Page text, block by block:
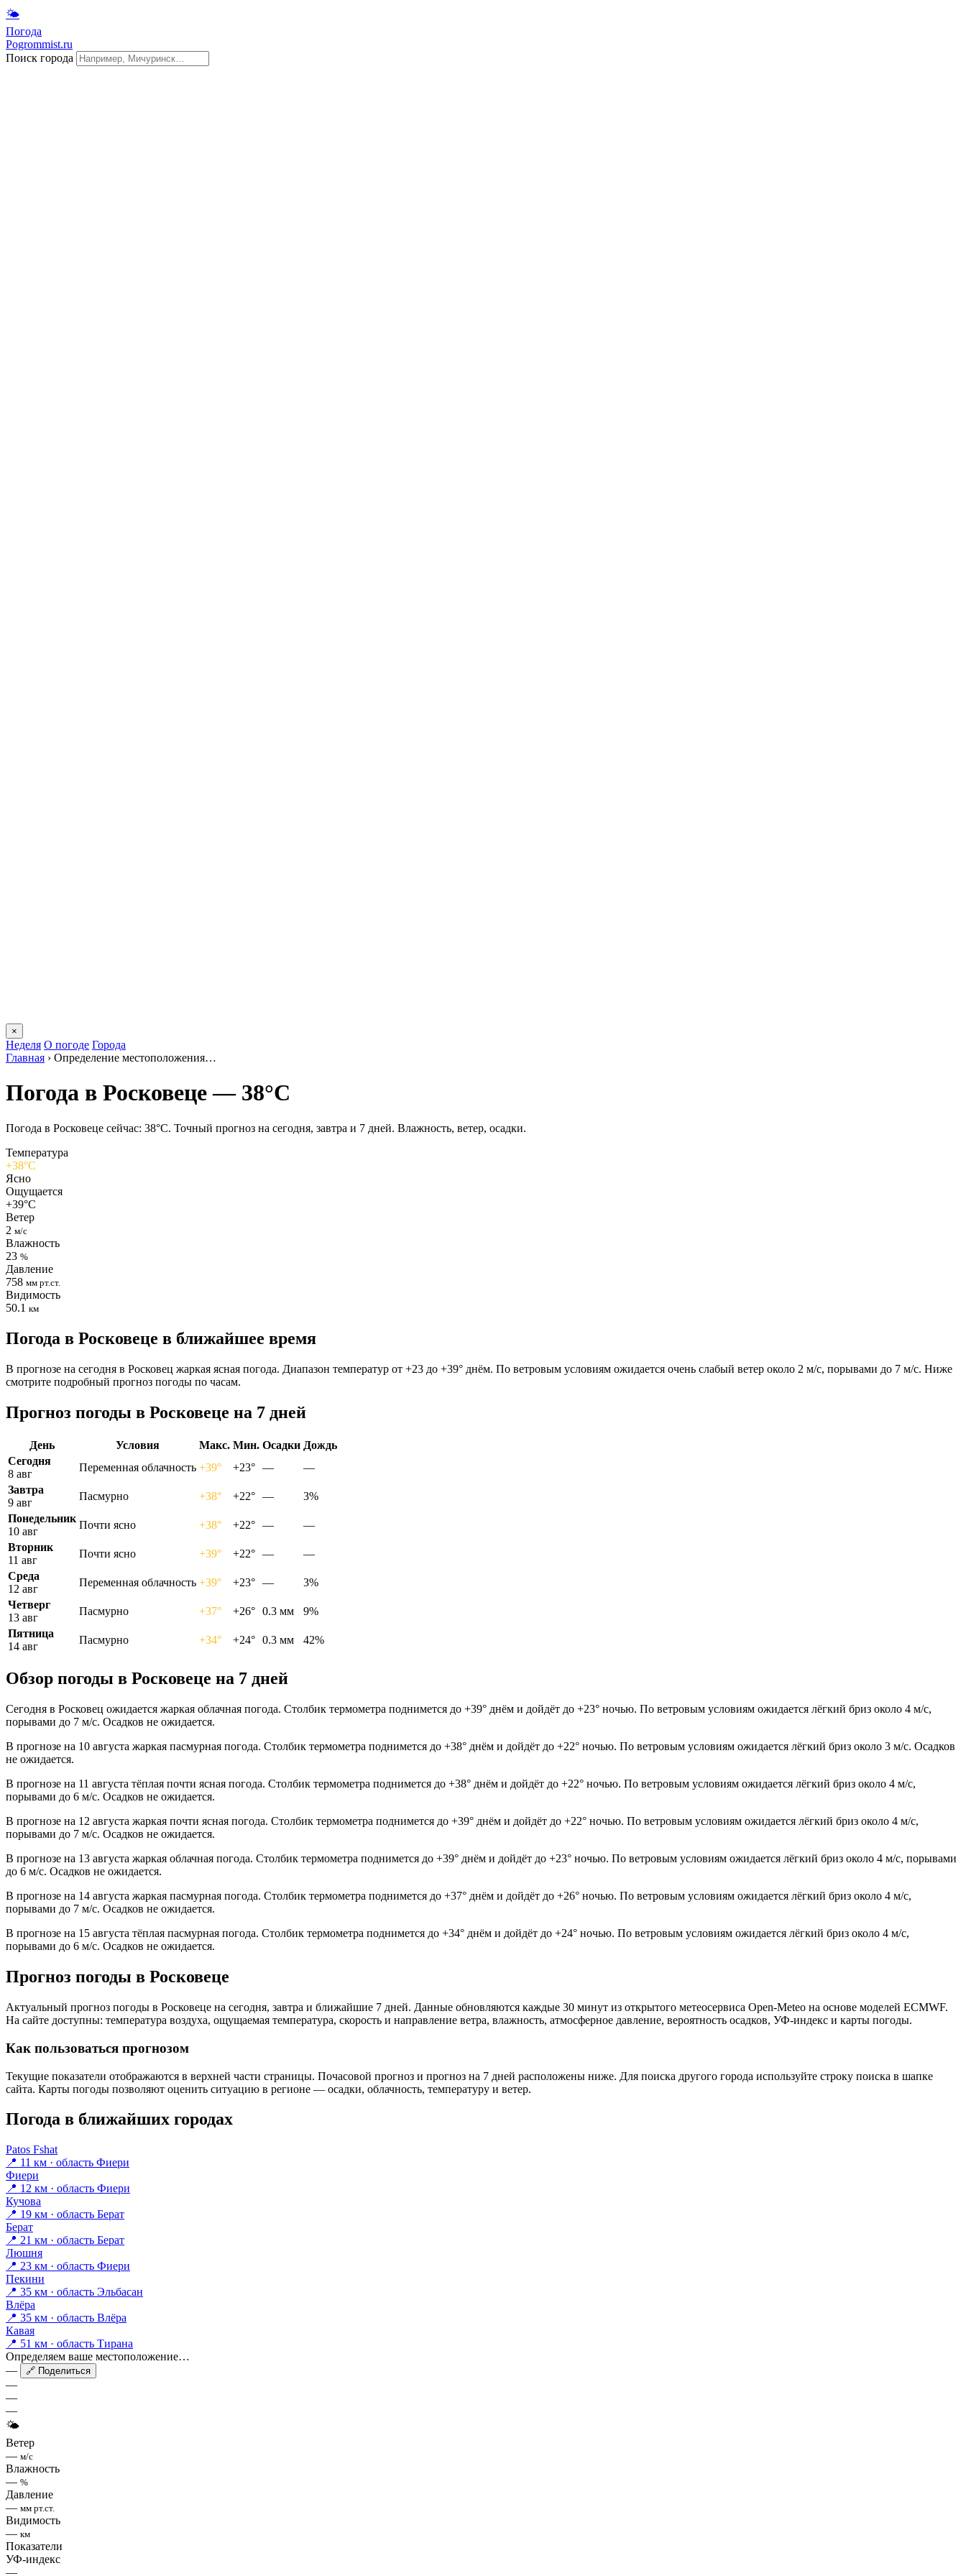
🌤
Погода
Pogrommist.ru
Поиск города
×
Неделя О погоде Города
Главная › Определение местоположения…
Погода в Росковеце — 38°C
Погода в Росковеце сейчас: 38°C. Точный прогноз на сегодня, завтра и 7 дней. Влажность, ветер, осадки.
Температура
+38°C
Ясно
Ощущается
+39°C
Ветер
2 м/с
Влажность
23 %
Давление
758 мм рт.ст.
Видимость
50.1 км
Погода в Росковеце в ближайшее время
В прогнозе на сегодня в Росковец жаркая ясная погода. Диапазон температур от +23 до +39° днём. По ветровым условиям ожидается очень слабый ветер около 2 м/с, порывами до 7 м/с. Ниже
смотрите подробный прогноз погоды по часам.
Прогноз погоды в Росковеце на 7 дней
День Условия Макс. Мин. Осадки Дождь
Сегодня
8 авг
Переменная облачность +39° +23° —
—
Завтра
9 авг
Пасмурно +38° +22° —
3%
Понедельник
10 авг
Почти ясно +38° +22° —
—
Вторник
11 авг
Почти ясно +39° +22° —
—
Среда
12 авг
Переменная облачность +39° +23° —
3%
Четверг
13 авг
Пасмурно +37° +26° 0.3 мм
9%
Пятница
14 авг
Пасмурно +34° +24° 0.3 мм 42%
Обзор погоды в Росковеце на 7 дней
Сегодня в Росковец ожидается жаркая облачная погода. Столбик термометра поднимется до +39° днём и дойдёт до +23° ночью. По ветровым условиям ожидается лёгкий бриз около 4 м/с,
порывами до 7 м/с. Осадков не ожидается.
В прогнозе на 10 августа жаркая пасмурная погода. Столбик термометра поднимется до +38° днём и дойдёт до +22° ночью. По ветровым условиям ожидается лёгкий бриз около 3 м/с. Осадков
не ожидается.
В прогнозе на 11 августа тёплая почти ясная погода. Столбик термометра поднимется до +38° днём и дойдёт до +22° ночью. По ветровым условиям ожидается лёгкий бриз около 4 м/с,
порывами до 6 м/с. Осадков не ожидается.
В прогнозе на 12 августа жаркая почти ясная погода. Столбик термометра поднимется до +39° днём и дойдёт до +22° ночью. По ветровым условиям ожидается лёгкий бриз около 4 м/с,
порывами до 7 м/с. Осадков не ожидается.
В прогнозе на 13 августа жаркая облачная погода. Столбик термометра поднимется до +39° днём и дойдёт до +23° ночью. По ветровым условиям ожидается лёгкий бриз около 4 м/с, порывами
до 6 м/с. Осадков не ожидается.
В прогнозе на 14 августа жаркая пасмурная погода. Столбик термометра поднимется до +37° днём и дойдёт до +26° ночью. По ветровым условиям ожидается лёгкий бриз около 4 м/с,
порывами до 7 м/с. Осадков не ожидается.
В прогнозе на 15 августа тёплая пасмурная погода. Столбик термометра поднимется до +34° днём и дойдёт до +24° ночью. По ветровым условиям ожидается лёгкий бриз около 4 м/с,
порывами до 6 м/с. Осадков не ожидается.
Прогноз погоды в Росковеце
Актуальный прогноз погоды в Росковеце на сегодня, завтра и ближайшие 7 дней. Данные обновляются каждые 30 минут из открытого метеосервиса Open-Meteo на основе моделей ECMWF.
На сайте доступны: температура воздуха, ощущаемая температура, скорость и направление ветра, влажность, атмосферное давление, вероятность осадков, УФ-индекс и карты погоды.
Как пользоваться прогнозом
Текущие показатели отображаются в верхней части страницы. Почасовой прогноз и прогноз на 7 дней расположены ниже. Для поиска другого города используйте строку поиска в шапке
сайта. Карты погоды позволяют оценить ситуацию в регионе — осадки, облачность, температуру и ветер.
Погода в ближайших городах
Patos Fshat
📍 11 км · область Фиери
Фиери
📍 12 км · область Фиери
Кучова
📍 19 км · область Берат
Берат
📍 21 км · область Берат
Люшня
📍 23 км · область Фиери
Пекини
📍 35 км · область Эльбасан
Влёра
📍 35 км · область Влёра
Кавая
📍 51 км · область Тирана
Определяем ваше местоположение…
—
🔗 Поделиться
—
—
—
🌤
Ветер
— м/с
Влажность
— %
Давление
— мм рт.ст.
Видимость
— км
Показатели
УФ-индекс
—